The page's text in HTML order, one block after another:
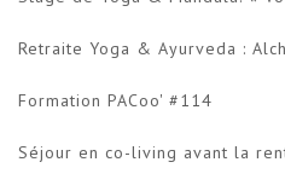
Retraite Yoga & Ayurveda :
Formation PACoo' #114
Séjour en co-living avant la